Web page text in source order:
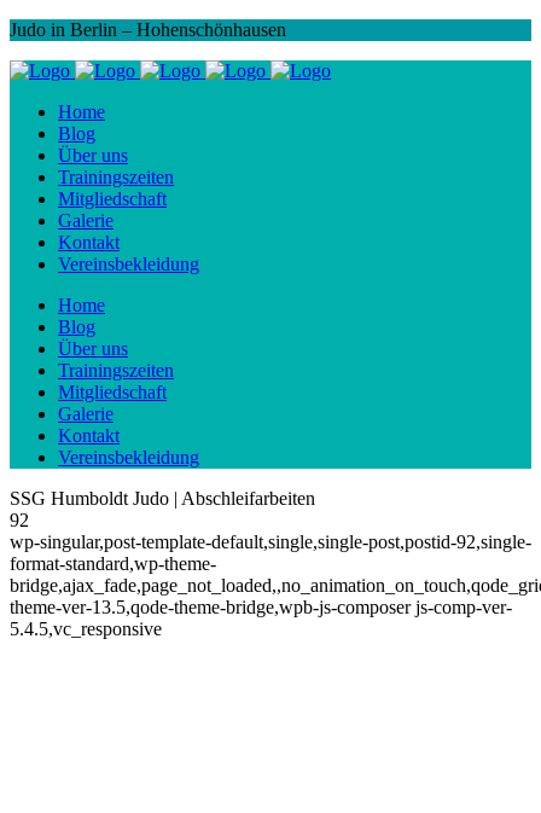
Judo in Berlin – Hohenschönhausen
Home
Blog
Über uns
Trainingszeiten
Mitgliedschaft
Galerie
Kontakt
Vereinsbekleidung
Home
Blog
Über uns
Trainingszeiten
Mitgliedschaft
Galerie
Kontakt
Vereinsbekleidung
SSG Humboldt Judo | Abschleifarbeiten
92
wp-singular,post-template-default,single,single-post,postid-92,single-
format-standard,wp-theme-
theme-ver-13.5,qode-theme-bridge,wpb-js-composer js-comp-ver-
5.4.5,vc_responsive